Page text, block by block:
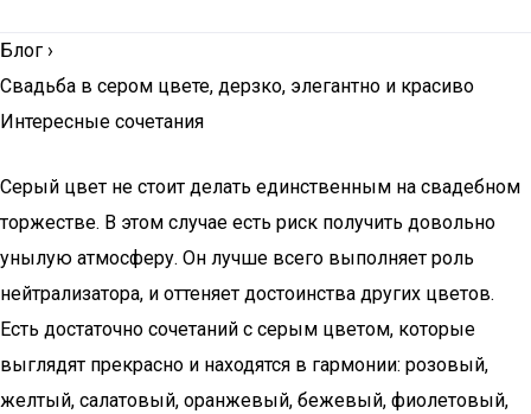
Блог ›
Свадьба в сером цвете, дерзко, элегантно и красиво
Интересные сочетания
Серый цвет не стоит делать единственным на свадебном
торжестве. В этом случае есть риск получить довольно
унылую атмосферу. Он лучше всего выполняет роль
нейтрализатора, и оттеняет достоинства других цветов.
Есть достаточно сочетаний с серым цветом, которые
выглядят прекрасно и находятся в гармонии: розовый,
желтый, салатовый, оранжевый, бежевый, фиолетовый,